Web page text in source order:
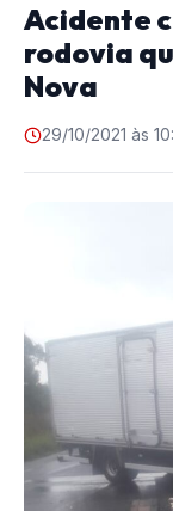
Acidente
rodovia
Nova
29/10/2021 às